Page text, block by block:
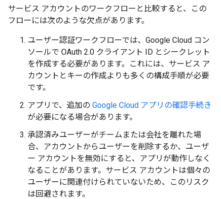
サービス アカウントのワークフローと比較すると、この
フローには次のような欠点があります。
ユーザー認証ワークフローでは、Google Cloud コン
ソールで OAuth 2.0 クライアント ID とシークレット
を作成する必要があります。これには、サービス ア
カウントとキーの作成よりも多くの構成手順が必要
です。
アプリで、追加の Google Cloud アプリの確認手続き
が必要になる場合があります。
承認済みユーザーがチームまたは会社を離れた場
合、アカウントからユーザーを削除するか、ユーザ
ー アカウントを無効にすると、アプリが動作しなく
なることがあります。サービス アカウントは個々の
ユーザーに関連付けられていないため、このリスク
は回避されます。